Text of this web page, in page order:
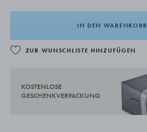
IN DEN WARENKORB
ZUR WUNSCHLISTE HINZUFÜGEN
KOSTENLOSE
GESCHENKVERPACKUNG